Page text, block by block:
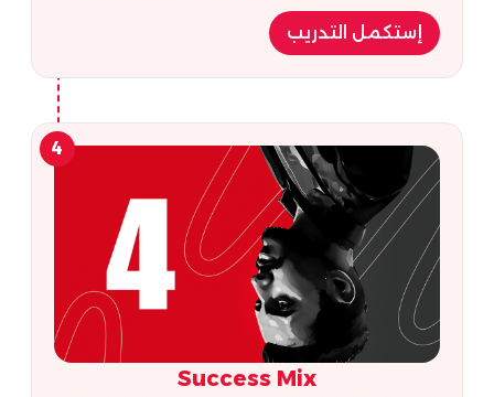
إستكمل التدريب
4
Success Mix